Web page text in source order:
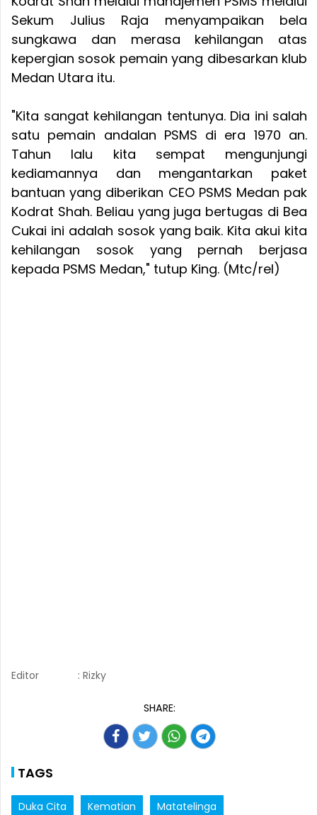
Sekum Julius Raja menyampaikan bela
sungkawa dan merasa kehilangan atas
kepergian sosok pemain yang dibesarkan klub
Medan Utara itu.
"Kita sangat kehilangan tentunya. Dia ini salah
satu pemain andalan PSMS di era 1970 an.
Tahun lalu kita sempat mengunjungi
kediamannya dan mengantarkan paket
bantuan yang diberikan CEO PSMS Medan pak
Kodrat Shah. Beliau yang juga bertugas di Bea
Cukai ini adalah sosok yang baik. Kita akui kita
kehilangan sosok yang pernah berjasa
kepada PSMS Medan," tutup King. (Mtc/rel)
Editor : Rizky
SHARE:
TAGS
Duka Cita Kematian Matatelinga